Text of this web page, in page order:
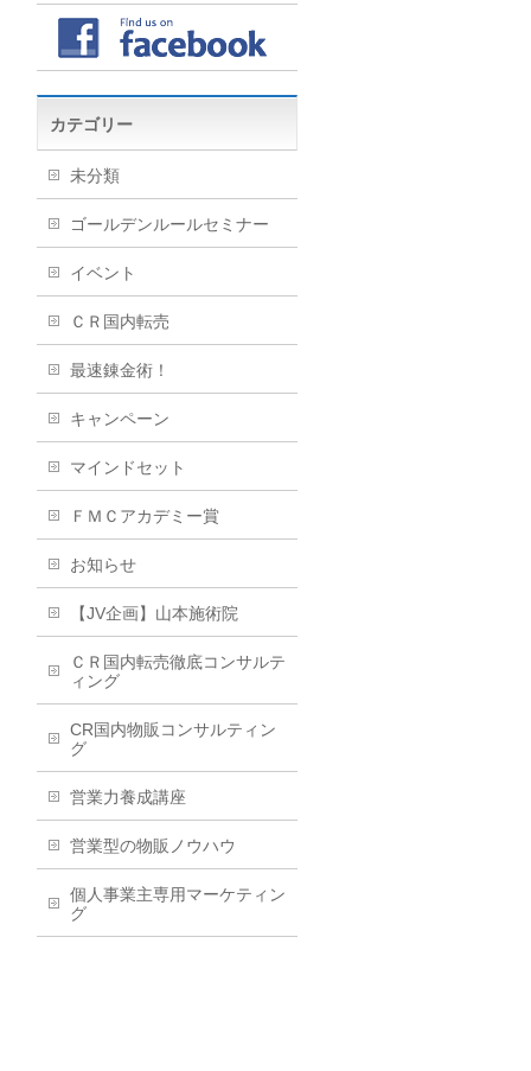
カテゴリー
未分類
ゴールデンルールセミナー
イベント
ＣＲ国内転売
最速錬金術！
キャンペーン
マインドセット
ＦＭＣアカデミー賞
お知らせ
【JV企画】山本施術院
ＣＲ国内転売徹底コンサルテ
ィング
CR国内物販コンサルティン
グ
営業力養成講座
営業型の物販ノウハウ
個人事業主専用マーケティン
グ